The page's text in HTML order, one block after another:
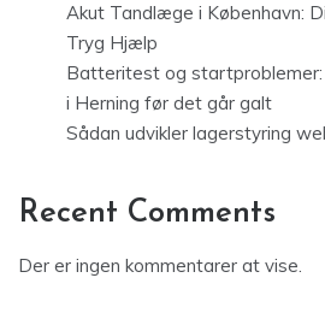
Akut Tandlæge i København:
Tryg Hjælp
Batteritest og
i Herning før det går galt
Sådan udvikler lagerstyring
Recent Comments
Der er ingen kommentarer at vise.